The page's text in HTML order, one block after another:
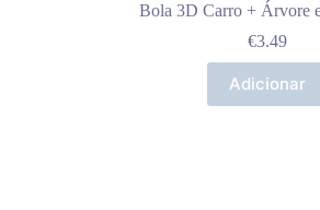
Bola 3D Carro + Árvore
€3.49
Adicionar